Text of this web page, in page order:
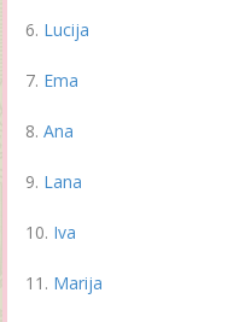
Lucija
Ema
Ana
Lana
Iva
Marija